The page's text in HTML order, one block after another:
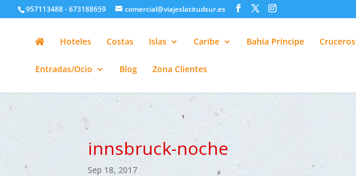
google-site-verification=H6A6AFFbXLQPnewL7da5KWjTFeKytP3gbsCfUlQl-3k
957113488 - 673188659 comercial@viajeslatitudsur.es
Hoteles Costas Islas Caribe Bahía Príncipe Cruceros
Entradas/Ocio Blog Zona Clientes
innsbruck-noche
Sep 18, 2017